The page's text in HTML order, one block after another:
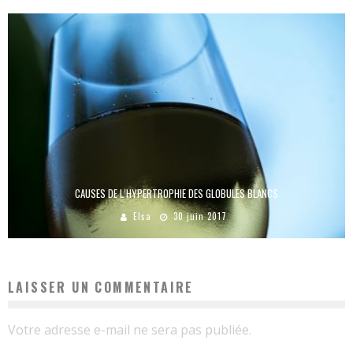
CAUSES DE L’HYPERTROPHIE DES GLOBULES BLANCS
Elsa 30 juin 2017
LAISSER UN COMMENTAIRE
Votre adresse e-mail ne sera pas publiée.